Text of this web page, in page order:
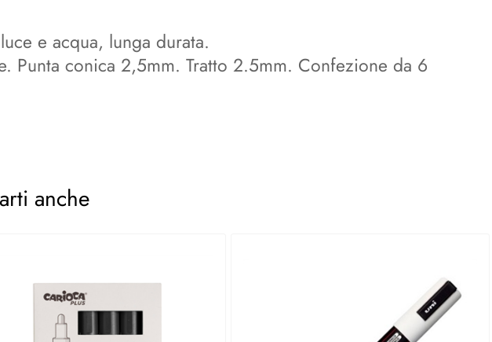
e acqua, lunga durata.
Punta conica 2,5mm. Tratto 2.5mm. Confezione da 6
anche